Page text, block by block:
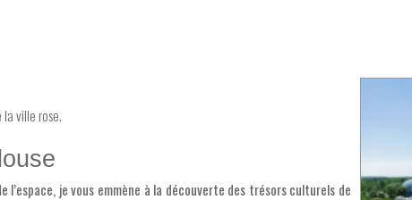
la ville rose.
je vous emmène à la découverte des trésors culturels de